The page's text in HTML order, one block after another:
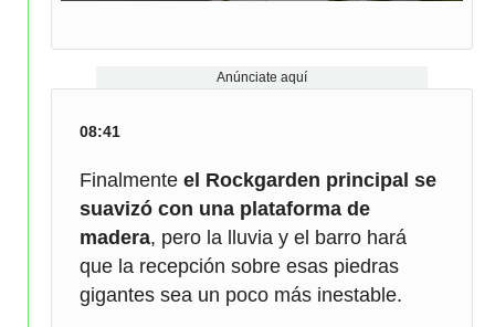
Anúnciate aquí
08:41
Finalmente el Rockgarden principal se
suavizó con una plataforma de
madera, pero la lluvia y el barro hará
que la recepción sobre esas piedras
gigantes sea un poco más inestable.